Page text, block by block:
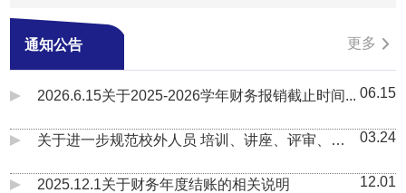
金使用效益，努力为学院实现创品牌、有特色、高水平
通知公告 更多
2026.6.15关于2025-2026学年财务报销截止时间... 06.15
关于进一步规范校外人员 培训、讲座、评审、劳
03.24
2025.12.1关于财务年度结账的相关说明 12.01